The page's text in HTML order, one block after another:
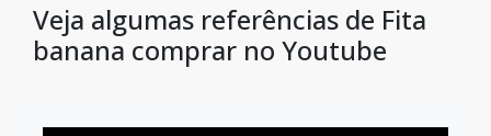
Veja algumas referências de Fita
banana comprar no Youtube